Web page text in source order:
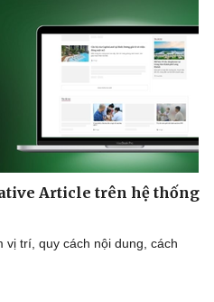
Article trên hệ thống
vị trí, quy cách nội dung, cách